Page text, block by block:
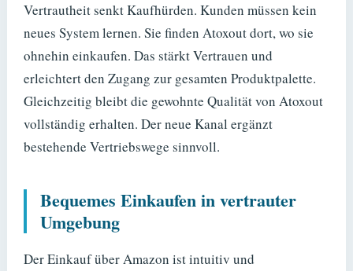
Vertrautheit senkt Kaufhürden. Kunden müssen kein
neues System lernen. Sie finden Atoxout dort, wo sie
ohnehin einkaufen. Das stärkt Vertrauen und
erleichtert den Zugang zur gesamten Produktpalette.
Gleichzeitig bleibt die gewohnte Qualität von Atoxout
vollständig erhalten. Der neue Kanal ergänzt
bestehende Vertriebswege sinnvoll.
Bequemes Einkaufen in vertrauter
Umgebung
Der Einkauf über Amazon ist intuitiv und